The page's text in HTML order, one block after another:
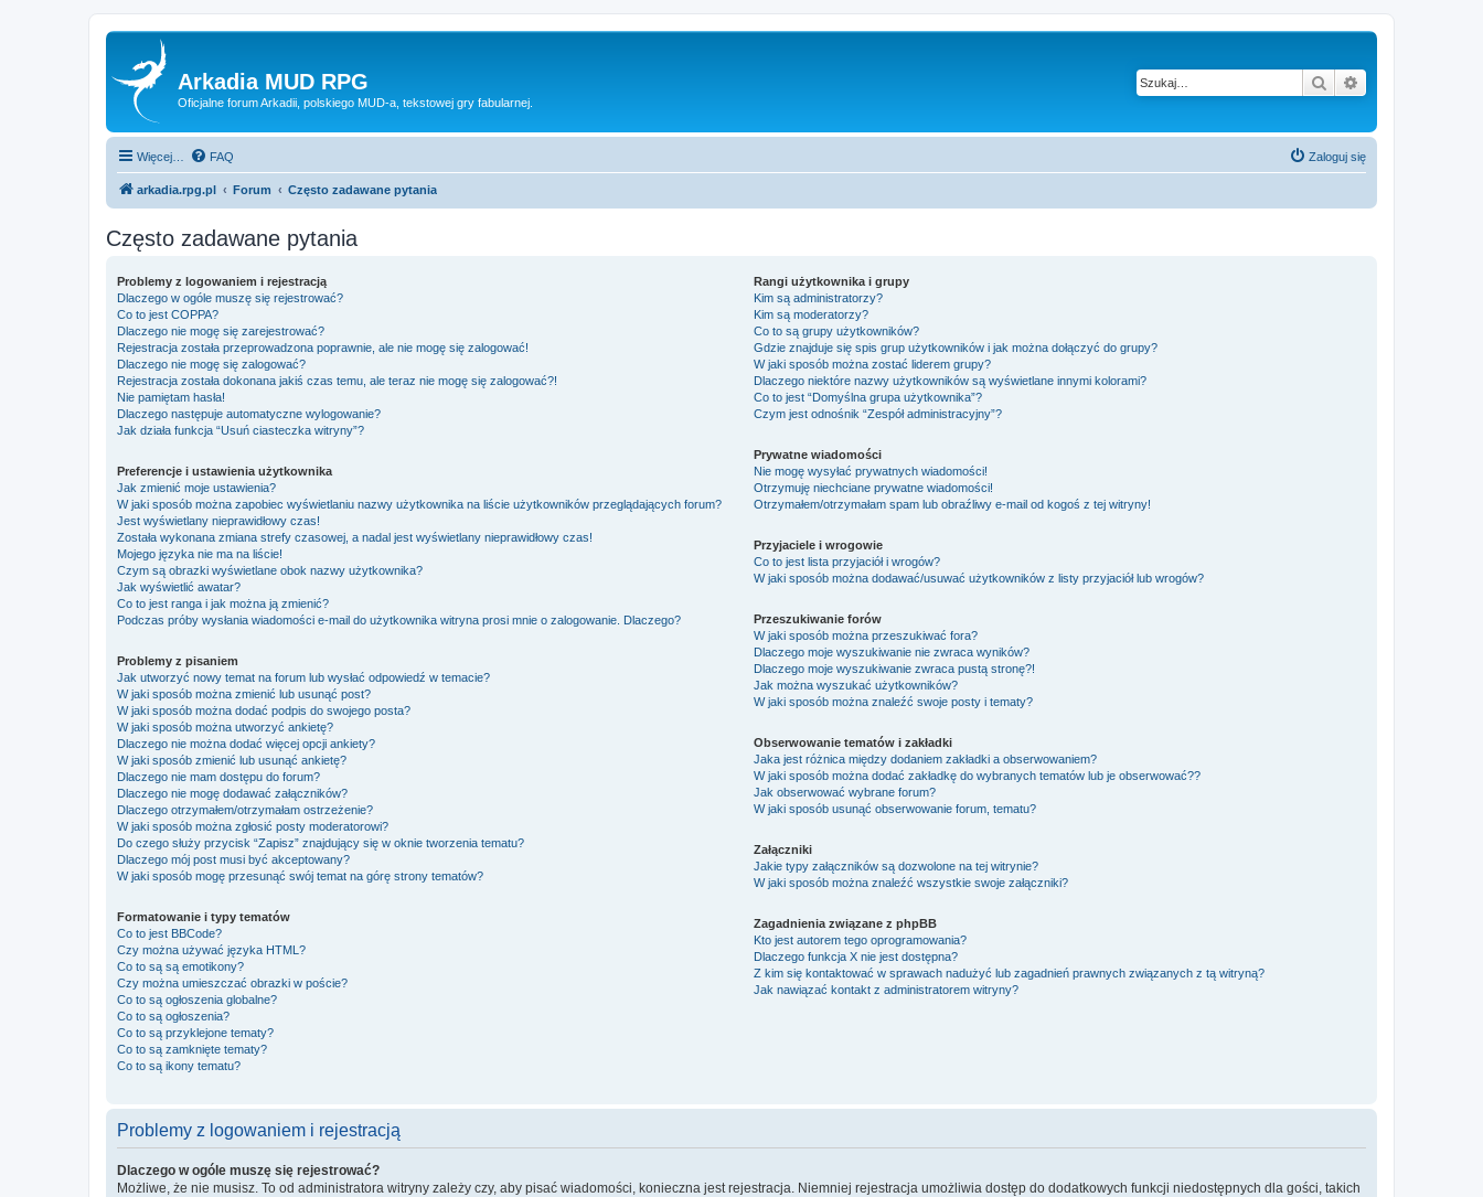
Arkadia MUD RPG
Oficjalne forum Arkadii, polskiego MUD-a, tekstowej gry fabularnej.
Szukaj
Więcej… FAQ Zaloguj się
arkadia.rpg.pl Forum Często zadawane pytania
Często zadawane pytania
Problemy z logowaniem i rejestracją
Dlaczego w ogóle muszę się rejestrować?
Co to jest COPPA?
Dlaczego nie mogę się zarejestrować?
Rejestracja została przeprowadzona poprawnie, ale nie mogę się zalogować!
Dlaczego nie mogę się zalogować?
Rejestracja została dokonana jakiś czas temu, ale teraz nie mogę się zalogować?!
Nie pamiętam hasła!
Dlaczego następuje automatyczne wylogowanie?
Jak działa funkcja “Usuń ciasteczka witryny”?
Preferencje i ustawienia użytkownika
Jak zmienić moje ustawienia?
W jaki sposób można zapobiec wyświetlaniu nazwy użytkownika na liście użytkowników przeglądających forum?
Jest wyświetlany nieprawidłowy czas!
Została wykonana zmiana strefy czasowej, a nadal jest wyświetlany nieprawidłowy czas!
Mojego języka nie ma na liście!
Czym są obrazki wyświetlane obok nazwy użytkownika?
Jak wyświetlić awatar?
Co to jest ranga i jak można ją zmienić?
Podczas próby wysłania wiadomości e-mail do użytkownika witryna prosi mnie o zalogowanie. Dlaczego?
Problemy z pisaniem
Jak utworzyć nowy temat na forum lub wysłać odpowiedź w temacie?
W jaki sposób można zmienić lub usunąć post?
W jaki sposób można dodać podpis do swojego posta?
W jaki sposób można utworzyć ankietę?
Dlaczego nie można dodać więcej opcji ankiety?
W jaki sposób zmienić lub usunąć ankietę?
Dlaczego nie mam dostępu do forum?
Dlaczego nie mogę dodawać załączników?
Dlaczego otrzymałem/otrzymałam ostrzeżenie?
W jaki sposób można zgłosić posty moderatorowi?
Do czego służy przycisk “Zapisz” znajdujący się w oknie tworzenia tematu?
Dlaczego mój post musi być akceptowany?
W jaki sposób mogę przesunąć swój temat na górę strony tematów?
Formatowanie i typy tematów
Co to jest BBCode?
Czy można używać języka HTML?
Co to są są emotikony?
Czy można umieszczać obrazki w poście?
Co to są ogłoszenia globalne?
Co to są ogłoszenia?
Co to są przyklejone tematy?
Co to są zamknięte tematy?
Co to są ikony tematu?
Rangi użytkownika i grupy
Kim są administratorzy?
Kim są moderatorzy?
Co to są grupy użytkowników?
Gdzie znajduje się spis grup użytkowników i jak można dołączyć do grupy?
W jaki sposób można zostać liderem grupy?
Dlaczego niektóre nazwy użytkowników są wyświetlane innymi kolorami?
Co to jest “Domyślna grupa użytkownika”?
Czym jest odnośnik “Zespół administracyjny”?
Prywatne wiadomości
Nie mogę wysyłać prywatnych wiadomości!
Otrzymuję niechciane prywatne wiadomości!
Otrzymałem/otrzymałam spam lub obraźliwy e-mail od kogoś z tej witryny!
Przyjaciele i wrogowie
Co to jest lista przyjaciół i wrogów?
W jaki sposób można dodawać/usuwać użytkowników z listy przyjaciół lub wrogów?
Przeszukiwanie forów
W jaki sposób można przeszukiwać fora?
Dlaczego moje wyszukiwanie nie zwraca wyników?
Dlaczego moje wyszukiwanie zwraca pustą stronę?!
Jak można wyszukać użytkowników?
W jaki sposób można znaleźć swoje posty i tematy?
Obserwowanie tematów i zakładki
Jaka jest różnica między dodaniem zakładki a obserwowaniem?
W jaki sposób można dodać zakładkę do wybranych tematów lub je obserwować??
Jak obserwować wybrane forum?
W jaki sposób usunąć obserwowanie forum, tematu?
Załączniki
Jakie typy załączników są dozwolone na tej witrynie?
W jaki sposób można znaleźć wszystkie swoje załączniki?
Zagadnienia związane z phpBB
Kto jest autorem tego oprogramowania?
Dlaczego funkcja X nie jest dostępna?
Z kim się kontaktować w sprawach nadużyć lub zagadnień prawnych związanych z tą witryną?
Jak nawiązać kontakt z administratorem witryny?
Problemy z logowaniem i rejestracją
Dlaczego w ogóle muszę się rejestrować?
Możliwe, że nie musisz. To od administratora witryny zależy czy, aby pisać wiadomości, konieczna jest rejestracja. Niemniej rejestracja umożliwia dostęp do dodatkowych funkcji niedostępnych dla gości, takich